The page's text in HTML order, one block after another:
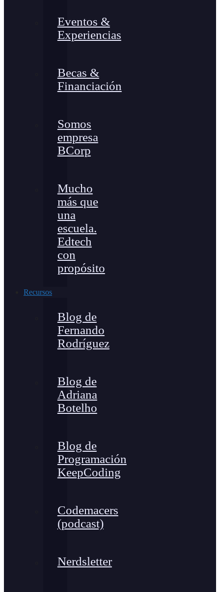
Eventos &
Experiencias
Becas &
Financiación
Somos
empresa
BCorp
Mucho
más que
una
escuela.
Edtech
con
propósito
Recursos
Blog de
Fernando
Rodríguez
Blog de
Adriana
Botelho
Blog de
Programación
KeepCoding
Codemacers
(podcast)
Nerdsletter